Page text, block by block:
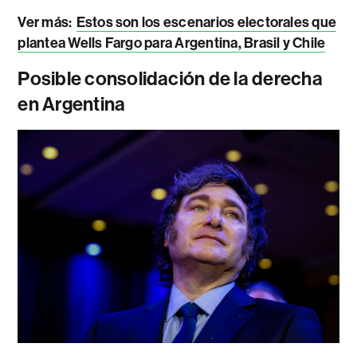
Ver más: Estos son los escenarios electorales que
plantea Wells Fargo para Argentina, Brasil y Chile
Posible consolidación de la derecha
en Argentina